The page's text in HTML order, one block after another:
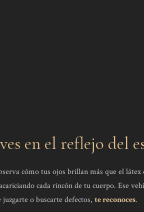
en el reflejo del
cómo tus ojos brillan más que el látex
cada rincón de tu cuerpo. Ese
o buscarte defectos, te reconoces.